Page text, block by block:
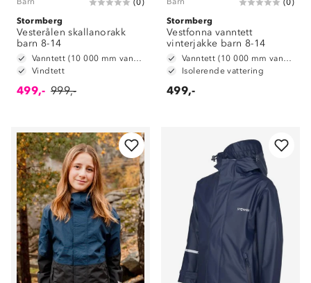
(0)
Stormberg
Vesterålen skallanorakk
barn 8-14
Vanntett (10 000 mm vannsøyle)
Vindtett
499,- 999,-
(0)
Stormberg
Vestfonna vanntett
vinterjakke barn 8-14
Vanntett (10 000 mm vannsøyle)
Isolerende vattering
499,-